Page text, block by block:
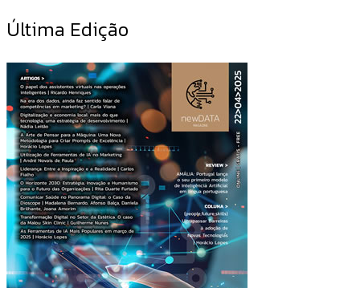
Última Edição